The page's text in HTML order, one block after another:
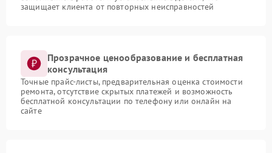
защищает клиента от повторных неисправностей
Прозрачное ценообразование и бесплатная
консультация
Точные прайс-листы, предварительная оценка стоимости
ремонта, отсутствие скрытых платежей и возможность
бесплатной консультации по телефону или онлайн на
сайте